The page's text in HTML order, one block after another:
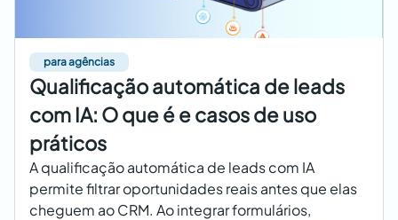
para agências
Qualificação automática de leads
com IA: O que é e casos de uso
práticos
A qualificação automática de leads com IA
permite filtrar oportunidades reais antes que elas
cheguem ao CRM. Ao integrar formulários,